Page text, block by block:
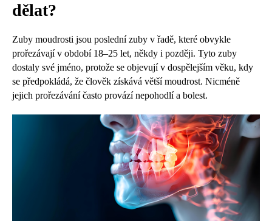
dělat?
Zuby moudrosti jsou poslední zuby v řadě, které obvykle
prořezávají v období 18–25 let, někdy i později. Tyto zuby
dostaly své jméno, protože se objevují v dospělejším věku, kdy
se předpokládá, že člověk získává větší moudrost. Nicméně
jejich prořezávání často provází nepohodlí a bolest.